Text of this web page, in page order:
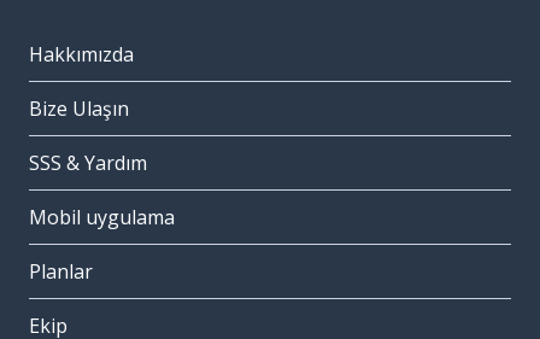
Hakkımızda
Bize Ulaşın
SSS & Yardım
Mobil uygulama
Planlar
Ekip